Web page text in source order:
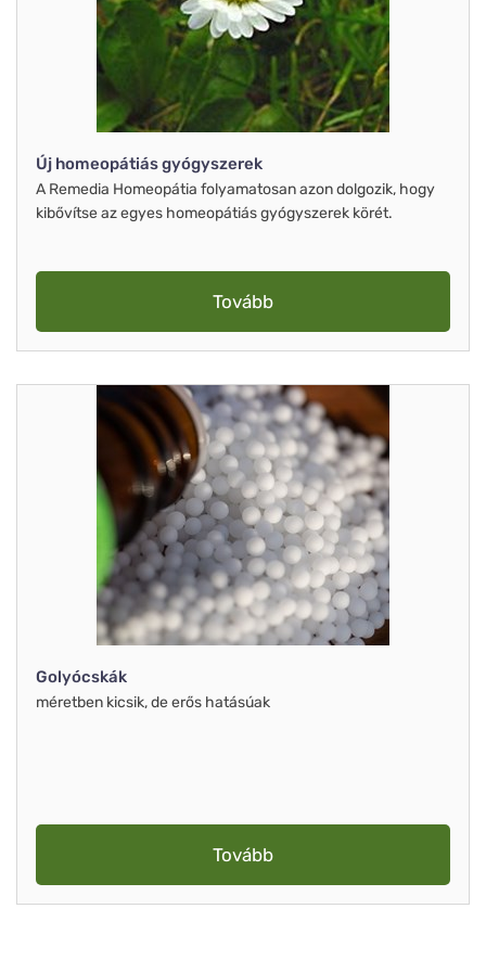
Új homeopátiás gyógyszerek
A Remedia Homeopátia folyamatosan azon dolgozik, hogy
kibővítse az egyes homeopátiás gyógyszerek körét.
Tovább
Golyócskák
méretben kicsik, de erős hatásúak
Tovább